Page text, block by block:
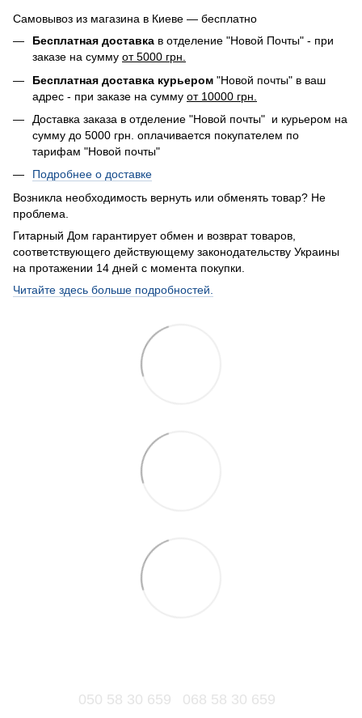
Самовывоз из магазина в Киеве — бесплатно
Бесплатная доставка в отделение "Новой Почты" - при
заказе на сумму от 5000 грн.
Бесплатная доставка курьером "Новой почты" в ваш
адрес - при заказе на сумму от 10000 грн.
Доставка заказа в отделение "Новой почты" и курьером на
сумму до 5000 грн. оплачивается покупателем по
тарифам "Новой почты"
Подробнее о доставке
Возникла необходимость вернуть или обменять товар? Не
проблема.
Гитарный Дом гарантирует обмен и возврат товаров,
соответствующего действующему законодательству Украины
на протажении 14 дней с момента покупки.
Читайте здесь больше подробностей.
050 58 30 659
068 58 30 659